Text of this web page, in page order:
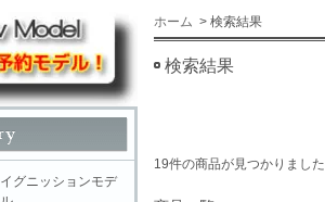
ホーム > 検索結果
検索結果
19件の商品が見つかりました
イグニッションモデ